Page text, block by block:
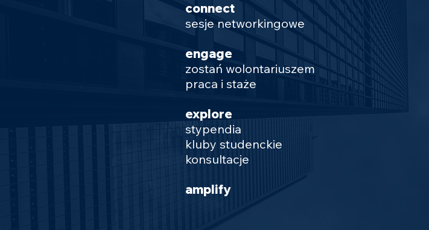
connect
sesje networkingowe
engage
zostań wolontariuszem
praca i staże
explore
stypendia
kluby studenckie
konsultacje
amplify